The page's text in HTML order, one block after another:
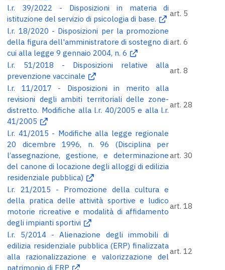
l.r. 39/2022 - Disposizioni in materia di
istituzione del servizio di psicologia di base.
art. 5
l.r. 18/2020 - Disposizioni per la promozione
della figura dell'amministratore di sostegno di
cui alla legge 9 gennaio 2004, n. 6
art. 6
l.r. 51/2018 - Disposizioni relative alla
prevenzione vaccinale
art. 8
l.r. 11/2017 - Disposizioni in merito alla
revisioni degli ambiti territoriali delle zone-
distretto. Modifiche alla l.r. 40/2005 e alla l.r.
41/2005
art. 28
l.r. 41/2015 - Modifiche alla legge regionale
20 dicembre 1996, n. 96 (Disciplina per
l’assegnazione, gestione, e determinazione
del canone di locazione degli alloggi di edilizia
residenziale pubblica)
art. 30
l.r. 21/2015 - Promozione della cultura e
della pratica delle attività sportive e ludico
motorie ricreative e modalità di affidamento
degli impianti sportivi
art. 18
l.r. 5/2014 - Alienazione degli immobili di
edilizia residenziale pubblica (ERP) finalizzata
alla razionalizzazione e valorizzazione del
patrimonio di ERP
art. 12